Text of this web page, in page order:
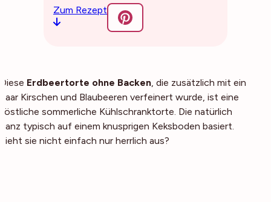
Zum Rezept
Diese Erdbeertorte ohne Backen, die zusätzlich mit ein
paar Kirschen und Blaubeeren verfeinert wurde, ist eine
köstliche sommerliche Kühlschranktorte. Die natürlich
ganz typisch auf einem knusprigen Keksboden basiert.
Sieht sie nicht einfach nur herrlich aus?